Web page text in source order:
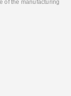
of the manufacturing